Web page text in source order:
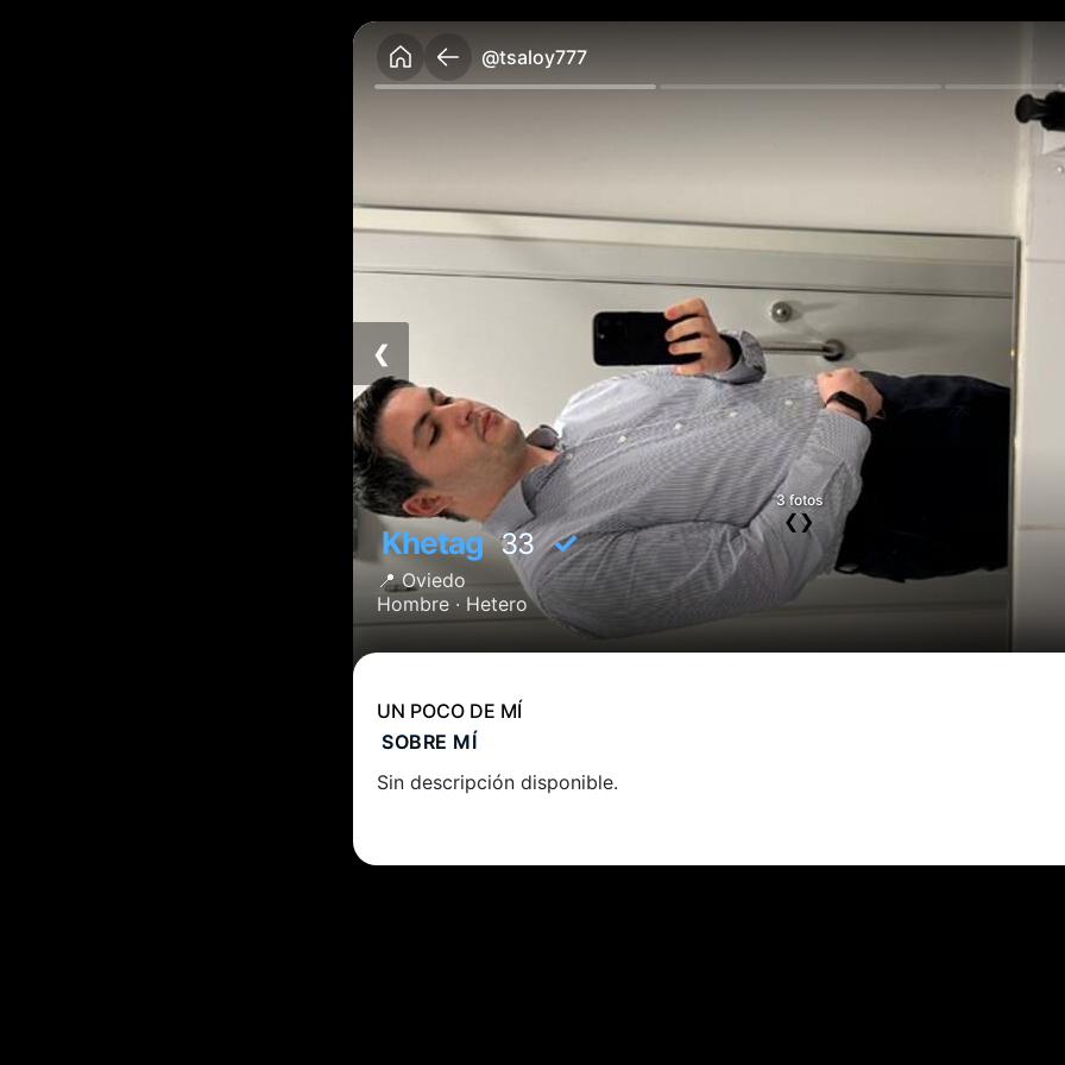
@tsaloy777
Khetag33✓
📍Oviedo
Hombre · Hetero
❮
3 fotos
❮❯
UN POCO DE MÍ
SOBRE MÍ
Sin descripción disponible.